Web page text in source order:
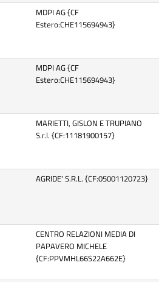
MDPI AG {CF
Estero:CHE115694943}
MDPI AG {CF
Estero:CHE115694943}
MARIETTI, GISLON E TRUPIANO
S.r.l. {CF:11181900157}
AGRIDE' S.R.L. {CF:05001120723}
CENTRO RELAZIONI MEDIA DI
PAPAVERO MICHELE
{CF:PPVMHL66S22A662E}